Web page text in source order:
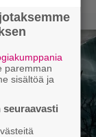
paremman
sisältöä ja